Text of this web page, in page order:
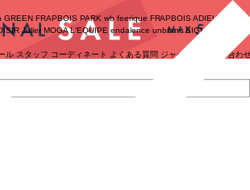
GREEN FRAPBOIS PARK wb feerique FRAPBOIS ADIEU
Julier MOGA L'EQUIPE endalence unbilanc BIGI online store
ル スタッフ コーディネート よくある質問 ジャーナル お問い合わ